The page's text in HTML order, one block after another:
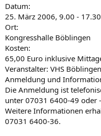
Datum:
25. März 2006, 9.00 -
Ort:
Kongresshalle Böblingen
Kosten:
65,00 Euro inklusive
Veranstalter: VHS Böblingen
Anmeldung und
Die Anmeldung ist
unter 07031 6400-49 oder
Weitere Informationen
07031 6400-36.